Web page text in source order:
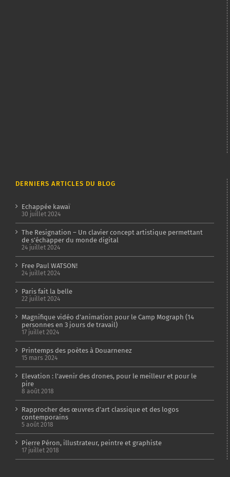
DERNIERS ARTICLES DU BLOG
Echappée kawaï
30 juillet 2024
The Resignation – Un clavier concept artistique permettant
de s’échapper du monde digital
24 juillet 2024
Free Paul WATSON!
24 juillet 2024
Paris fait la belle
22 juillet 2024
Magnifique vidéo d’animation pour le Camp Mograph (14
personnes en 3 jours de travail)
17 juillet 2024
Printemps des poètes à Douarnenez
15 mars 2024
Elevation : l’avenir des drones, pour le meilleur et pour le
pire
8 août 2018
Rapprocher des œuvres d’art classique et des logos
contemporains
5 août 2018
Pierre Péron, illustrateur, peintre et graphiste
17 juillet 2018